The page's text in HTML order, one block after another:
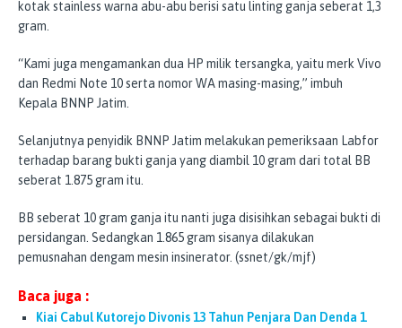
kotak stainless warna abu-abu berisi satu linting ganja seberat 1,3
gram.
“Kami juga mengamankan dua HP milik tersangka, yaitu merk Vivo
dan Redmi Note 10 serta nomor WA masing-masing,” imbuh
Kepala BNNP Jatim.
Selanjutnya penyidik BNNP Jatim melakukan pemeriksaan Labfor
terhadap barang bukti ganja yang diambil 10 gram dari total BB
seberat 1.875 gram itu.
BB seberat 10 gram ganja itu nanti juga disisihkan sebagai bukti di
persidangan. Sedangkan 1.865 gram sisanya dilakukan
pemusnahan dengam mesin insinerator. (ssnet/gk/mjf)
Baca juga :
Kiai Cabul Kutorejo Divonis 13 Tahun Penjara Dan Denda 1